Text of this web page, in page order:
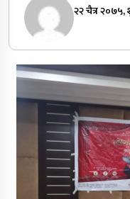
२२ चैत्र २०७५,